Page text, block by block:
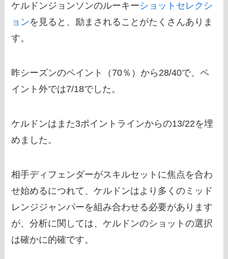
ケルドンジョンソンのルーキーショットセレクシ
ョンを見ると、励まされることがたくさんありま
す。
昨シーズンのペイント（70％）から28/40で、ペ
イント外では7/18でした。
ケルドンはまた3ポイントラインからの13/22を埋
めました。
相手ディフェンダーがスキルセットに焦点を合わ
せ始めるにつれて、ケルドンはより多くのミッド
レンジジャンパーを組み合わせる必要があります
が、分析に関しては、ケルドンのショットの選択
は確かに的確です。